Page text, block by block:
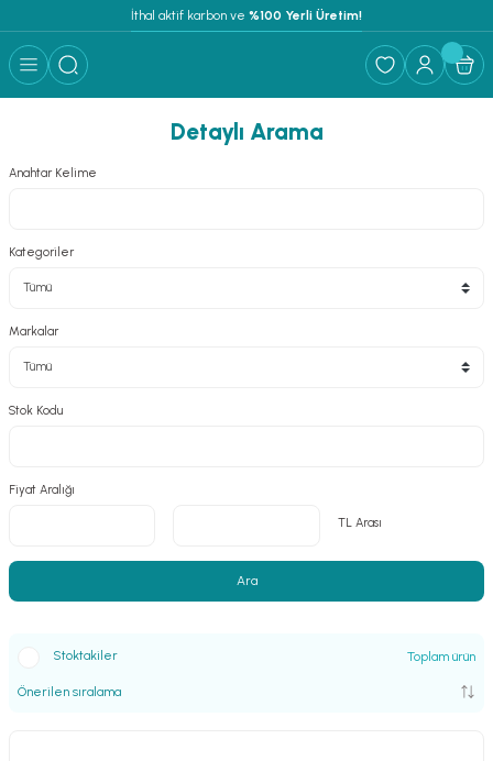
İthal aktif karbon ve %100 Yerli Üretim!
Detaylı Arama
Anahtar Kelime
Kategoriler
Markalar
Stok Kodu
Fiyat Aralığı
TL Arası
Ara
Stoktakiler Toplam ürün